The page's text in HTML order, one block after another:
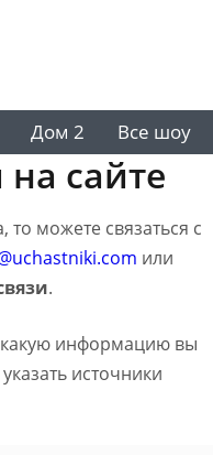
Дом 2 Все шоу
сайте
можете связаться с
или
.
информацию вы
источники